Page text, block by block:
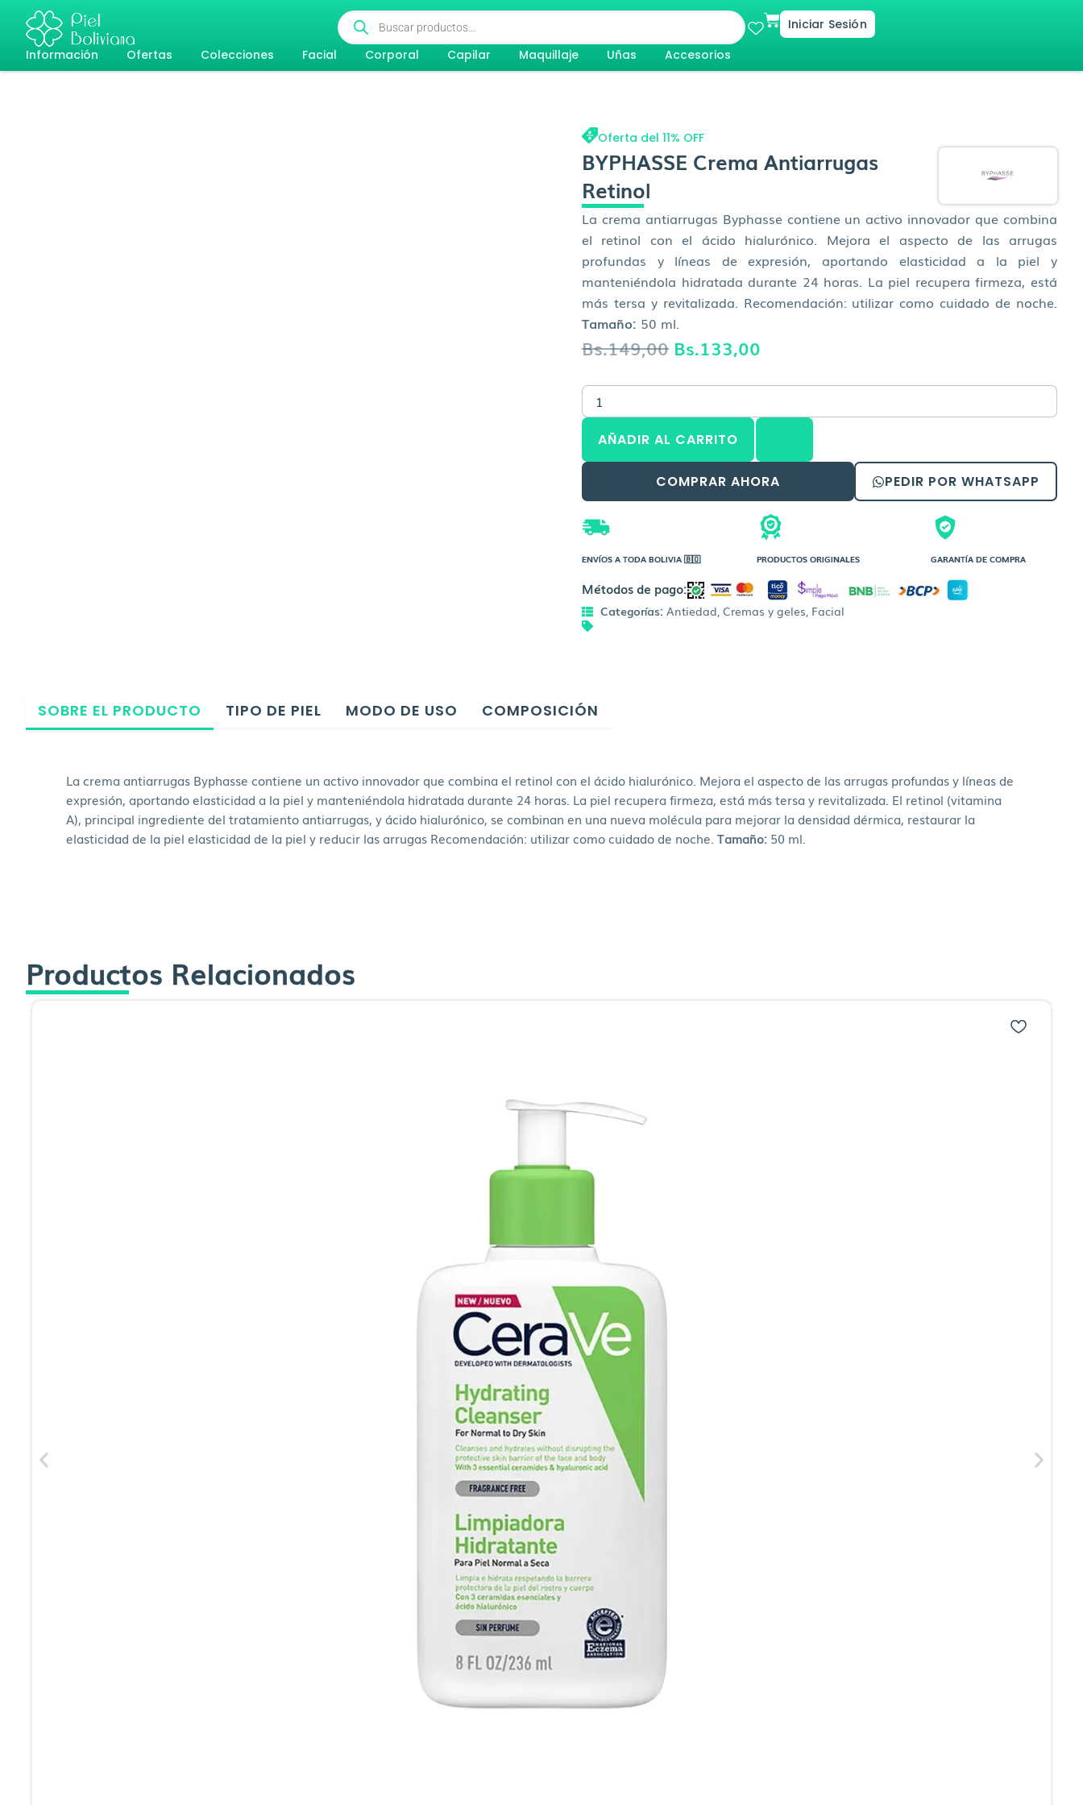
contenido
Búsqueda
de
productos
CartIniciar Sesión
Información
Ofertas Colecciones Facial Corporal Capilar Maquillaje Uñas Accesorios
Oferta del 11% OFF
BYPHASSE Crema Antiarrugas
Retinol
La crema antiarrugas Byphasse contiene un activo innovador que combina
el retinol con el ácido hialurónico. Mejora el aspecto de las arrugas
profundas y líneas de expresión, aportando elasticidad a la piel y
manteniéndola hidratada durante 24 horas. La piel recupera firmeza, está
más tersa y revitalizada. Recomendación: utilizar como cuidado de noche.
Tamaño: 50 ml.
Bs.149,00 El
era:
Bs.149,00.
Bs.133,00
Bs.133,00.
BYPHASSE
Crema
Antiarrugas
Retinol
cantidad
AÑADIR AL CARRITO
COMPRAR AHORA PEDIR POR WHATSAPP
ENVÍOS A TODA BOLIVIA 🇧🇴 PRODUCTOS ORIGINALES GARANTÍA DE COMPRA
Métodos de pago:
Categorías: Antiedad Cremas y geles Facial
SOBRE EL PRODUCTO TIPO DE PIEL MODO DE USO COMPOSICIÓN
La crema antiarrugas Byphasse contiene un activo innovador que combina el retinol con el ácido hialurónico. Mejora el aspecto de las arrugas profundas y líneas de
expresión, aportando elasticidad a la piel y manteniéndola hidratada durante 24 horas. La piel recupera firmeza, está más tersa y revitalizada. El retinol (vitamina
A), principal ingrediente del tratamiento antiarrugas, y ácido hialurónico, se combinan en una nueva molécula para mejorar la densidad dérmica, restaurar la
elasticidad de la piel elasticidad de la piel y reducir las arrugas Recomendación: utilizar como cuidado de noche. Tamaño: 50 ml.
Productos Relacionados